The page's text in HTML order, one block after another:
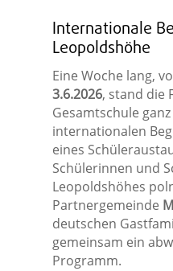
Internationale
Leopoldshöhe
Eine Woche lang,
3.6.2026, stand die
Gesamtschule
internationalen
eines
Schülerinnen und
Leopoldshöhes
Partnergemeinde
deutschen
gemeinsam ein
Programm.